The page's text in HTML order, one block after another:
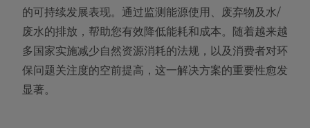
的可持续发展表现。通过监测能源使用、废弃物及水/
废水的排放，帮助您有效降低能耗和成本。随着越来越
多国家实施减少自然资源消耗的法规，以及消费者对环
保问题关注度的空前提高，这一解决方案的重要性愈发
显著。